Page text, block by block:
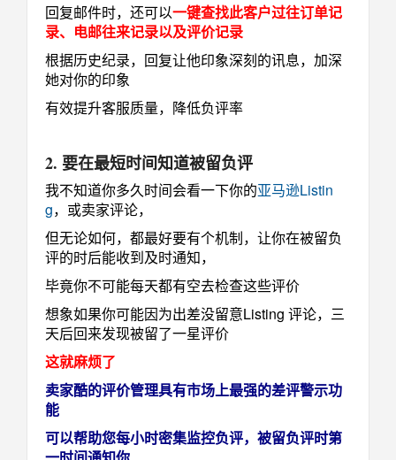
回复邮件时，还可以一键查找此客户过往订单记
录、电邮往来记录以及评价记录
根据历史纪录，回复让他印象深刻的讯息，加深
她对你的印象
有效提升客服质量，降低负评率
2. 要在最短时间知道被留负评
我不知道你多久时间会看一下你的亚马逊Listin
g，或卖家评论，
但无论如何，都最好要有个机制，让你在被留负
评的时后能收到及时通知，
毕竟你不可能每天都有空去检查这些评价
想象如果你可能因为出差没留意Listing 评论，三
天后回来发现被留了一星评价
这就麻烦了
卖家酷的评价管理具有市场上最强的差评警示功
能
可以帮助您每小时密集监控负评，被留负评时第